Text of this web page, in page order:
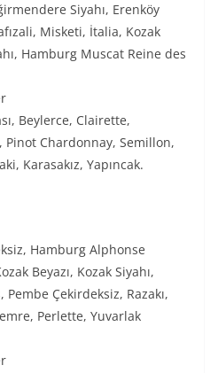
Siyahı, Erenköy
Misketi, İtalia, Kozak
Hamburg Muscat Reine des
Beylerce, Clairette,
Pinot Chardonnay, Semillon,
Karasakız, Yapıncak.
Hamburg Alphonse
Beyazı, Kozak Siyahı,
Çekirdeksiz, Razakı,
Perlette, Yuvarlak